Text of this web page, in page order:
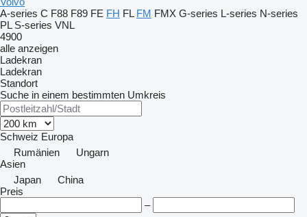
A-series C F88 F89 FE FH FL FM FMX G-series L-series N-series
PL S-series VNL
4900
alle anzeigen
Ladekran
Ladekran
Standort
Suche in einem bestimmten Umkreis
Schweiz Europa
Rumänien
Ungarn
Asien
Japan
China
Preis
–